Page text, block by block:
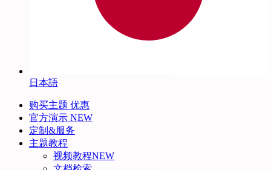
日本語
购买主题 优惠
官方演示 NEW
定制&服务
主题教程
视频教程NEW